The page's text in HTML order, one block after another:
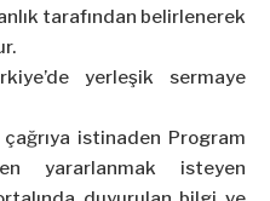
tarafından belirlenerek
yerleşik sermaye
istinaden Program
yararlanmak isteyen